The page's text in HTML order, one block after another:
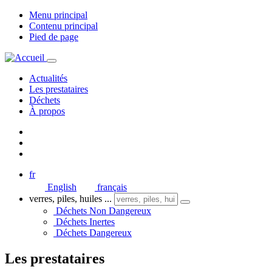
Menu principal
Contenu principal
Pied de page
Actualités
Les prestataires
Déchets
À propos
fr
English
français
verres, piles, huiles ...
Déchets Non Dangereux
Déchets Inertes
Déchets Dangereux
Les prestataires